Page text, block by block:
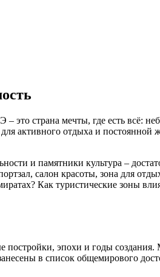
страна мечты, где есть всё:
активного отдыха и постоянной
и памятники культура –
салон красоты, зона для
Как туристические зоны
эпохи и годы
в список общемирового